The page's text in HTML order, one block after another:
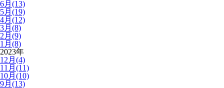
6月(13)
5月(19)
4月(12)
3月(8)
2月(9)
1月(8)
2023年
12月(4)
11月(11)
10月(10)
9月(13)